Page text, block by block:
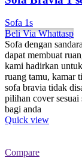
Sofa 1s
Beli Via Whattasp
Sofa dengan
dapat membuat
kami hadirkan
ruang tamu, kamar
sofa bravia tidak
pilihan cover
bagi anda
Quick view
Compare